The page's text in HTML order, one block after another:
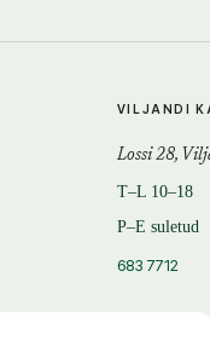
VILJANDI
Lossi 28,
T–L 10–18
P–E suletud
683 7712